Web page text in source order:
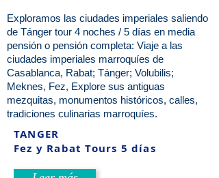
Exploramos las ciudades imperiales saliendo
de Tánger tour 4 noches / 5 días en media
pensión o pensión completa: Viaje a las
ciudades imperiales marroquíes de
Casablanca, Rabat; Tánger; Volubilis;
Meknes, Fez, Explore sus antiguas
mezquitas, monumentos históricos, calles,
tradiciones culinarias marroquíes.
TANGER
Fez y Rabat Tours 5 días